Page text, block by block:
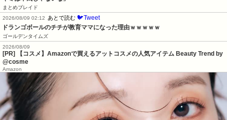
まとめブレイド
2026/08/09 02:12
あとで読む 🐦Tweet
ドランゴボールのチチが教育ママになった理由ｗｗｗｗｗ
ゴールデンタイムズ
2026/08/09
[PR] 【コスメ】Amazonで買えるアットコスメの人気アイテム Beauty Trend by
@cosme
Amazon